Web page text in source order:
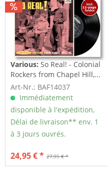
Various:So Real! - Colonial
Rockers from Chapel Hill,...
Art-Nr.: BAF14037
Immédiatement
disponible à l'expédition,
Délai de livraison** env. 1
à 3 jours ouvrés.
27,95 € *
24,95 € *